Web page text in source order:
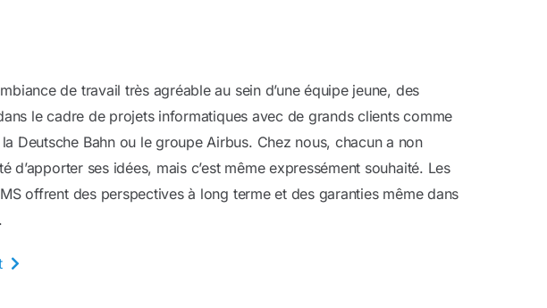
de travail très agréable au sein d’une équipe jeune, des
le cadre de projets informatiques avec de grands clients comme
Deutsche Bahn ou le groupe Airbus. Chez nous, chacun a non
d’apporter ses idées, mais c’est même expressément souhaité. Les
offrent des perspectives à long terme et des garanties même dans